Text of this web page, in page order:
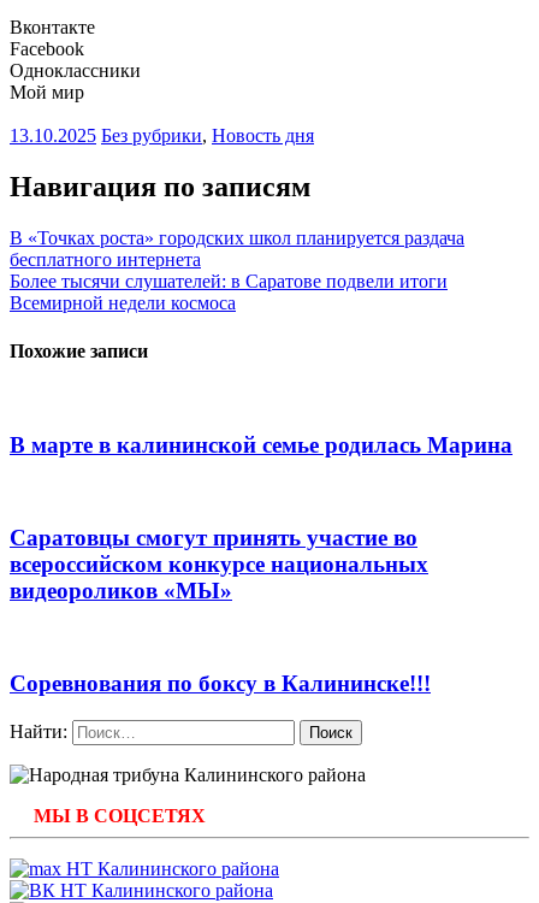
Вконтакте
Facebook
Одноклассники
Мой мир
13.10.2025 Без рубрики, Новость дня
Навигация по записям
В «Точках роста» городских школ планируется раздача
бесплатного интернета
Более тысячи слушателей: в Саратове подвели итоги
Всемирной недели космоса
Похожие записи
В марте в калининской семье родилась Марина
Саратовцы смогут принять участие во
всероссийском конкурсе национальных
видеороликов «МЫ»
Соревнования по боксу в Калининске!!!
Найти:
МЫ В СОЦСЕТЯХ